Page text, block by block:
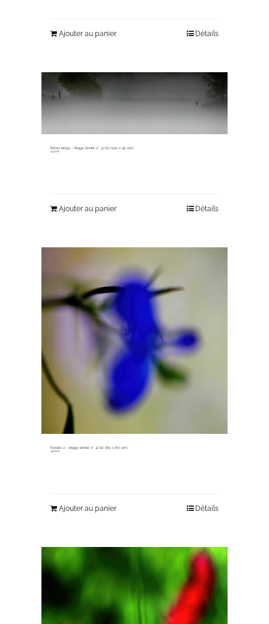
Ajouter au panier Détails
fisher kings ~ tirage limité n° 3/20 (120 x 40 cm)
315,00€
Ajouter au panier Détails
florale 2 ~ tirage limité n° 4/20 (80 x 80 cm)
330,00€
Ajouter au panier Détails